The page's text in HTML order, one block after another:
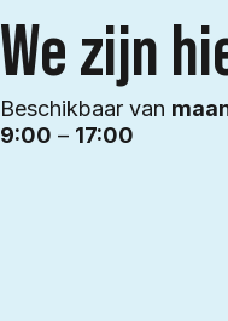
We zijn
Beschikbaar van
9:00 – 17:00